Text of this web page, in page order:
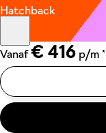
Hatchback
Vanaf € 416 p/m *